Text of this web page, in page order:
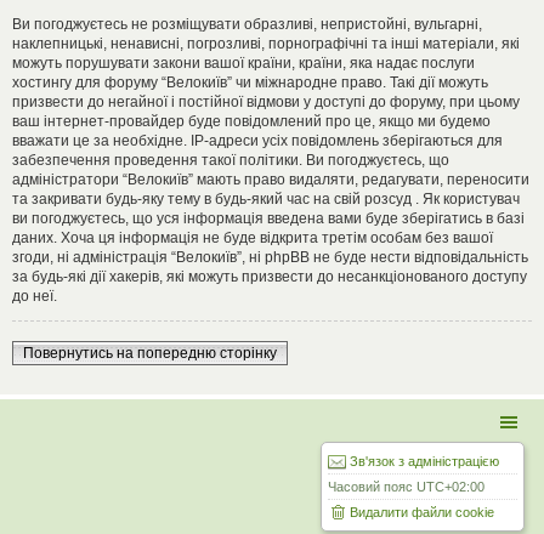
Ви погоджуєтесь не розміщувати образливі, непристойні, вульгарні,
наклепницькі, ненависні, погрозливі, порнографічні та інші матеріали, які
можуть порушувати закони вашої країни, країни, яка надає послуги
хостингу для форуму “Велокиїв” чи міжнародне право. Такі дії можуть
призвести до негайної і постійної відмови у доступі до форуму, при цьому
ваш інтернет-провайдер буде повідомлений про це, якщо ми будемо
вважати це за необхідне. IP-адреси усіх повідомлень зберігаються для
забезпечення проведення такої політики. Ви погоджуєтесь, що
адміністратори “Велокиїв” мають право видаляти, редагувати, переносити
та закривати будь-яку тему в будь-який час на свій розсуд . Як користувач
ви погоджуєтесь, що уся інформація введена вами буде зберігатись в базі
даних. Хоча ця інформація не буде відкрита третім особам без вашої
згоди, ні адміністрація “Велокиїв”, ні phpBB не буде нести відповідальність
за будь-які дії хакерів, які можуть призвести до несанкціонованого доступу
до неї.
Повернутись на попередню сторінку
Зв'язок з адміністрацією
Часовий пояс UTC+02:00
Видалити файли cookie